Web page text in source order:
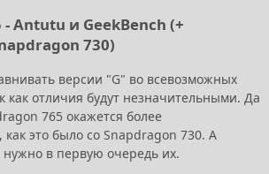
Antutu и GeekBench (+
730)
версии "G" во всевозможных
как отличия будут незначительными. Да
765 окажется более
это было со Snapdragon 730. А
нужно в первую очередь их.